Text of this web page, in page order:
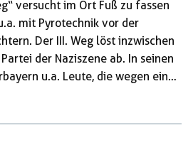
versucht im Ort Fuß zu fassen
mit Pyrotechnik vor der
Der III. Weg löst inzwischen
der Naziszene ab. In seinen
u.a. Leute, die wegen eines